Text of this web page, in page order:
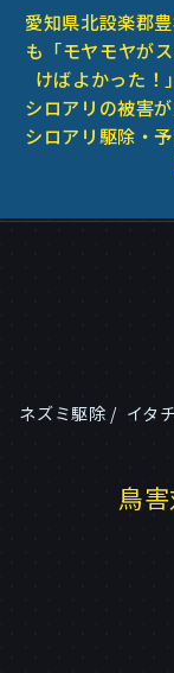
愛知県北設楽郡
も「モヤモヤが
けばよかった！
シロアリの被害
シロアリ駆除・
ネズミ駆除 イタ
鳥